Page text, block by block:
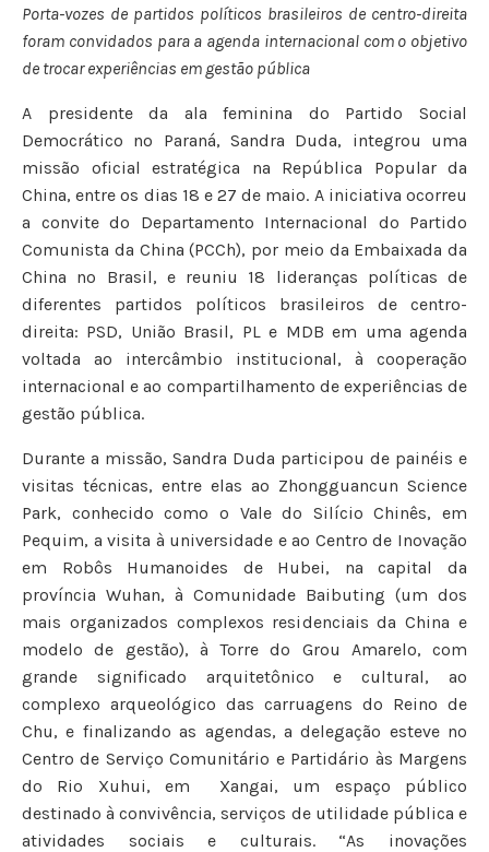
Porta-vozes de partidos políticos brasileiros de centro-direita
foram convidados para a agenda internacional com o objetivo
de trocar experiências em gestão pública
A presidente da ala feminina do Partido Social
Democrático no Paraná, Sandra Duda, integrou uma
missão oficial estratégica na República Popular da
China, entre os dias 18 e 27 de maio. A iniciativa ocorreu
a convite do Departamento Internacional do Partido
Comunista da China (PCCh), por meio da Embaixada da
China no Brasil, e reuniu 18 lideranças políticas de
diferentes partidos políticos brasileiros de centro-
direita: PSD, União Brasil, PL e MDB em uma agenda
voltada ao intercâmbio institucional, à cooperação
internacional e ao compartilhamento de experiências de
gestão pública.
Durante a missão, Sandra Duda participou de painéis e
visitas técnicas, entre elas ao Zhongguancun Science
Park, conhecido como o Vale do Silício Chinês, em
Pequim, a visita à universidade e ao Centro de Inovação
em Robôs Humanoides de Hubei, na capital da
província Wuhan, à Comunidade Baibuting (um dos
mais organizados complexos residenciais da China e
modelo de gestão), à Torre do Grou Amarelo, com
grande significado arquitetônico e cultural, ao
complexo arqueológico das carruagens do Reino de
Chu, e finalizando as agendas, a delegação esteve no
Centro de Serviço Comunitário e Partidário às Margens
do Rio Xuhui, em Xangai, um espaço público
destinado à convivência, serviços de utilidade pública e
atividades sociais e culturais. “As inovações